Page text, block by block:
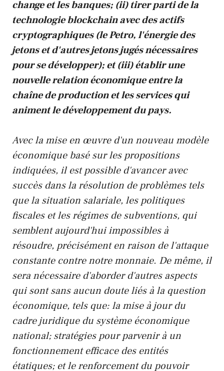
change et les banques; (ii)tirer parti de la
technologie blockchain avec des actifs
cryptographiques (le Petro, l'énergie des
jetons et d'autres jetons jugés nécessaires
pour se développer); et(iii)établir une
nouvelle relation économique entre la
chaîne de production et les services qui
animent le développement du pays.
Avec la mise en œuvre d'un nouveau modèle
économique basé sur les propositions
indiquées, il est possible d'avancer avec
succès dans la résolution de problèmes tels
que la situation salariale, les politiques
fiscales et les régimes de subventions, qui
semblent aujourd'hui impossibles à
résoudre, précisément en raison de l'attaque
constante contre notre monnaie. De même, il
sera nécessaire d'aborder d'autres aspects
qui sont sans aucun doute liés à la question
économique, tels que: la mise à jour du
cadre juridique du système économique
national; stratégies pour parvenir à un
fonctionnement efficace des entités
étatiques; et le renforcement du pouvoir